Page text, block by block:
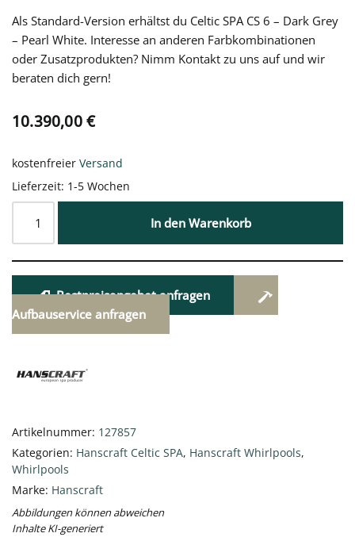
Als Standard-Version erhältst du Celtic SPA CS 6 – Dark Grey
– Pearl White. Interesse an anderen Farbkombinationen
oder Zusatzprodukten? Nimm Kontakt zu uns auf und wir
beraten dich gern!
10.390,00 €
kostenfreier Versand
Lieferzeit: 1-5 Wochen
In den Warenkorb
Bestpreisangebot anfragen
Aufbauservice anfragen
Artikelnummer: 127857
Kategorien: Hanscraft Celtic SPA, Hanscraft Whirlpools,
Whirlpools
Marke: Hanscraft
Abbildungen können abweichen
Inhalte KI-generiert